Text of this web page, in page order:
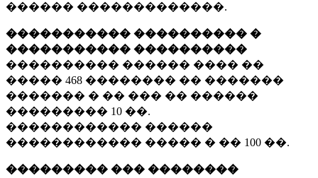
������ �������������.
����������� ���������� �
����������� ����������
���������� ������ ���� ��
����� 468 �������� �� �������
������� � �� ��� �� ������
��������� 10 ��.
������������ ������
������������ ����� � �� 100 ��.
��������� ��� ��������